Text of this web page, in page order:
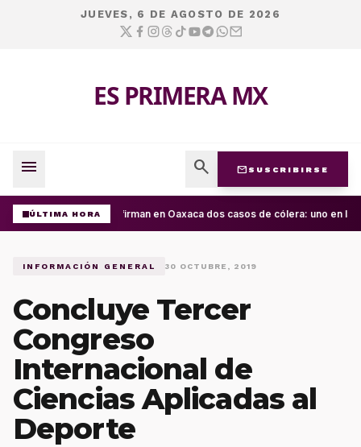
JUEVES, 6 DE AGOSTO DE 2026
ES PRIMERA MX
menu search mail SUSCRIBIRSE
ÚLTIMA HORAConfirman en Oaxaca dos casos de cólera: uno en la
INFORMACIÓN GENERAL 30 OCTUBRE, 2019
Concluye Tercer
Congreso
Internacional de
Ciencias Aplicadas al
Deporte